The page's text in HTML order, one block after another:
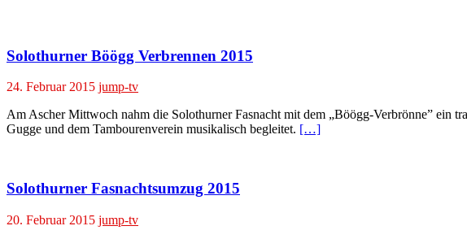
Solothurner Böögg Verbrennen 2015
24. Februar 2015 jump-tv
Am Ascher Mittwoch nahm die Solothurner Fasnacht mit dem „Böögg-Verbrönne” ein
Gugge und dem Tambourenverein musikalisch begleitet. […]
Solothurner Fasnachtsumzug 2015
20. Februar 2015 jump-tv